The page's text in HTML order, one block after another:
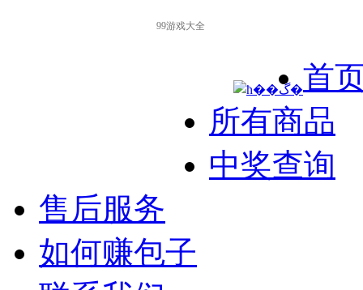
99游戏大全
首
所有商品
中奖查询
售后服务
如何赚包子